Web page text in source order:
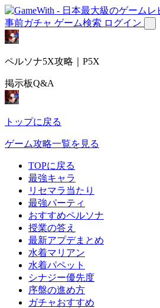
事前ガチャ ゲーム検索 ログイン
ペルソナ5X攻略｜P5X
掲示板Q&A
トップに戻る
ゲーム攻略一覧を見る
TOPに戻る
最強キャラ
リセマラ当たり
最強パーティ
おすすめペルソナ
授業の答え
最新アプデまとめ
水着マリアン
水着パペット
シナジー優先度
序盤の進め方
ガチャおすすめ